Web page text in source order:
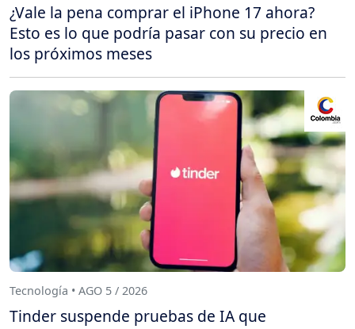
¿Vale la pena comprar el iPhone 17 ahora?
Esto es lo que podría pasar con su precio en
los próximos meses
Tecnología • AGO 5 / 2026
Tinder suspende pruebas de IA que